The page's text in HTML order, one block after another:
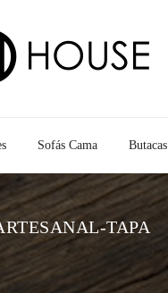
Sofás Cama Butacas
TAPA